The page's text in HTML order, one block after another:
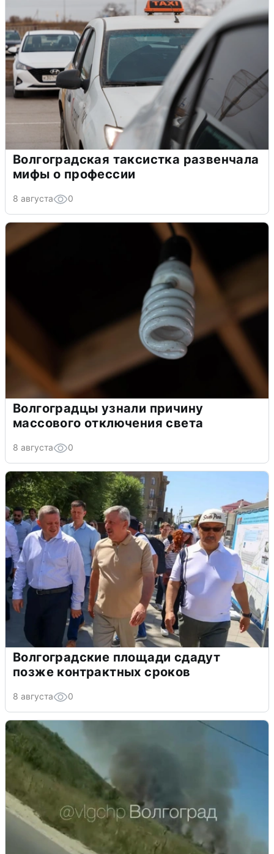
Волгоградская таксистка развенчала
мифы о профессии
8 августа 0
Волгоградцы узнали причину
массового отключения света
8 августа 0
Волгоградские площади сдадут
позже контрактных сроков
8 августа 0